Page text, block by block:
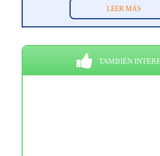
LEER MÁS
TAMBIÉN